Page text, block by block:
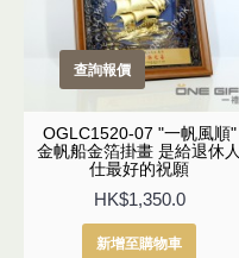
OGLC1520-07 "一帆風順"
金帆船金箔掛畫 是給退休人
仕最好的祝願
HK$1,350.0
新增至購物車
查詢報價